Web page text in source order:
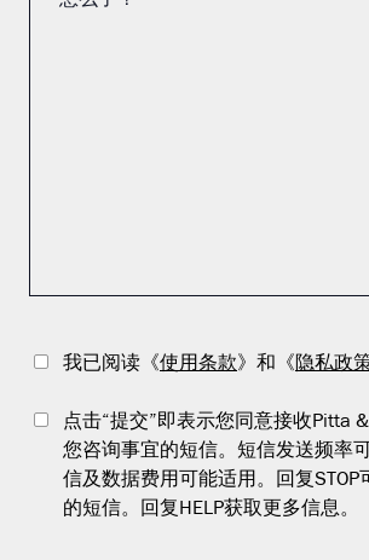
我已阅读《使用条款》和《 隐私政
点击“提交”即表示您同意接收Pitta
您咨询事宜的短信。短信发送频率
信及数据费用可能适用。回复STOP
的短信。回复HELP获取更多信息。